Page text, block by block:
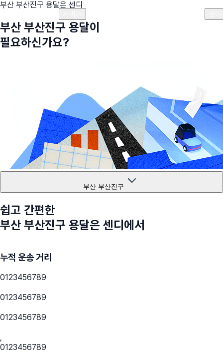
부산 부산진구 용달은 센디
부산 부산진구 용달이
필요하신가요?
부산 부산진구
쉽고 간편한
부산 부산진구 용달은 센디에서
누적 운송 거리
0123456789
0123456789
0123456789
,
0123456789